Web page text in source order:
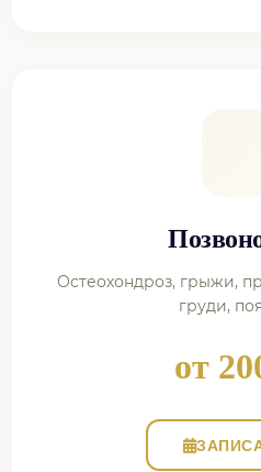
Остеохондроз, грыжи,
груди,
от